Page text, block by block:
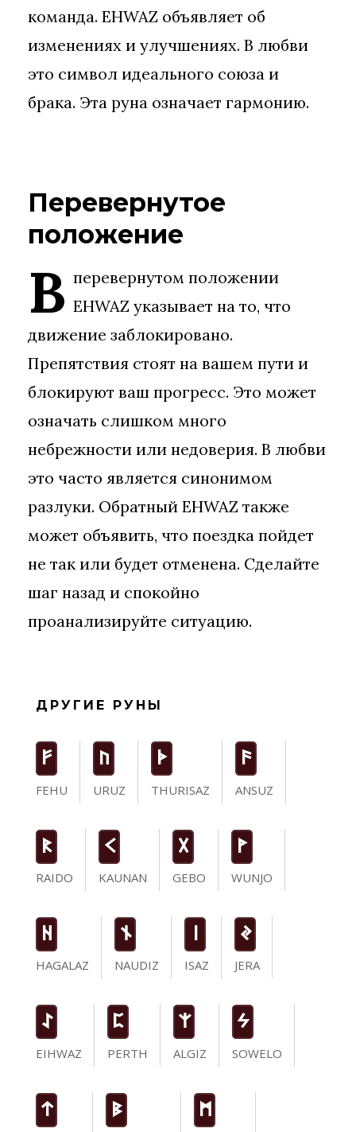
команда. EHWAZ объявляет об
изменениях и улучшениях. В любви
это символ идеального союза и
брака. Эта руна означает гармонию.
Перевернутое
положение
В перевернутом положении
EHWAZ указывает на то, что
движение заблокировано.
Препятствия стоят на вашем пути и
блокируют ваш прогресс. Это может
означать слишком много
небрежности или недоверия. В любви
это часто является синонимом
разлуки. Обратный EHWAZ также
может объявить, что поездка пойдет
не так или будет отменена. Сделайте
шаг назад и спокойно
проанализируйте ситуацию.
ДРУГИЕ РУНЫ
F
FEHU
U
URUZ
T
THURISAZ
a
ANSUZ
R
RAIDO
K
KAUNAN
G
GEBO
W
WUNJO
H
HAGALAZ
n
NAUDIZ
ISAZ
J
JERA
I
EIHWAZ
P
PERTH
Z
ALGIZ
S
SOWELO
t
B
M